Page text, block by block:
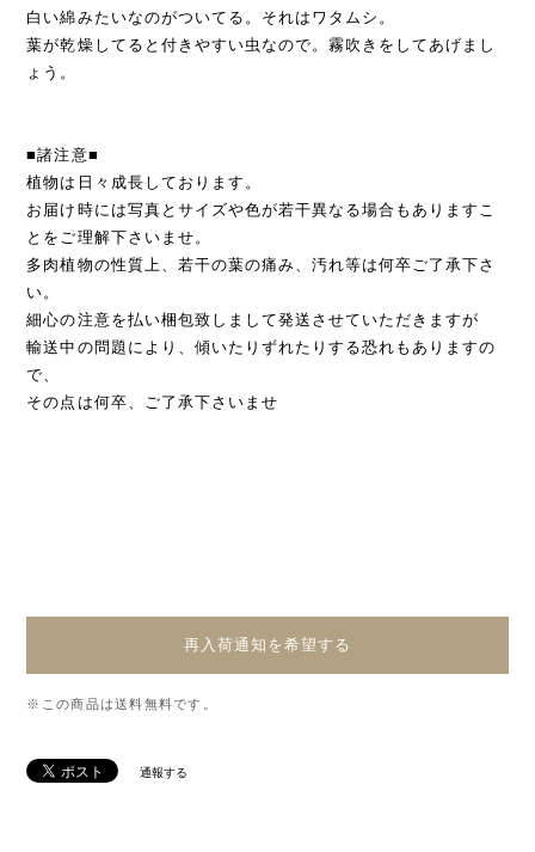
白い綿みたいなのがついてる。それはワタムシ。
葉が乾燥してると付きやすい虫なので。霧吹きをしてあげまし
ょう。
■諸注意■
植物は日々成長しております。
お届け時には写真とサイズや色が若干異なる場合もありますこ
とをご理解下さいませ。
多肉植物の性質上、若干の葉の痛み、汚れ等は何卒ご了承下さ
い。
細心の注意を払い梱包致しまして発送させていただきますが
輸送中の問題により、傾いたりずれたりする恐れもありますの
で、
その点は何卒、ご了承下さいませ
再入荷通知を希望する
※この商品は送料無料です。
通報する